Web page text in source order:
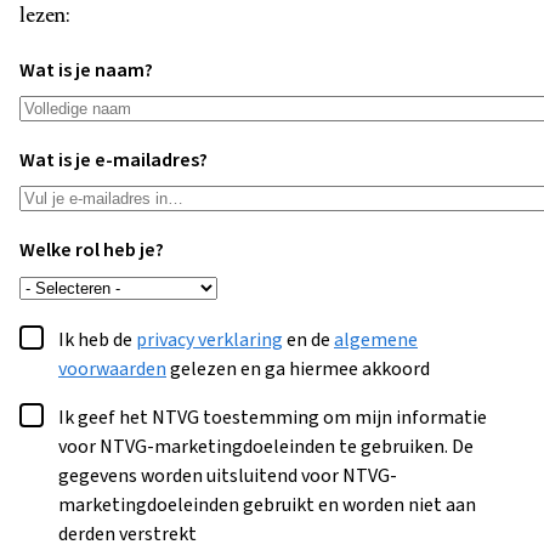
lezen:
Wat is je naam?
Wat is je e-mailadres?
Welke rol heb je?
Ik heb de privacy verklaringen dealgemene
voorwaardengelezen en ga hiermee akkoord
Ik geef het NTVG toestemming om mijn informatie
voor NTVG-marketingdoeleinden te gebruiken. De
gegevens worden uitsluitend voor NTVG-
marketingdoeleinden gebruikt en worden niet aan
derden verstrekt